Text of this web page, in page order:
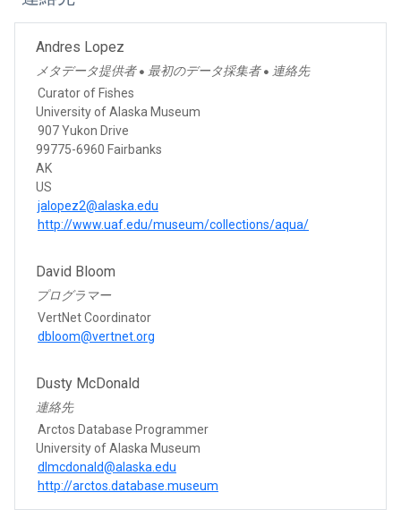
Andres Lopez
メタデータ提供者 ● 最初のデータ採集者 ● 連絡先
Curator of Fishes
University of Alaska Museum
907 Yukon Drive
99775-6960 Fairbanks
AK
US
jalopez2@alaska.edu
http://www.uaf.edu/museum/collections/aqua/
David Bloom
プログラマー
VertNet Coordinator
dbloom@vertnet.org
Dusty McDonald
連絡先
Arctos Database Programmer
University of Alaska Museum
dlmcdonald@alaska.edu
http://arctos.database.museum